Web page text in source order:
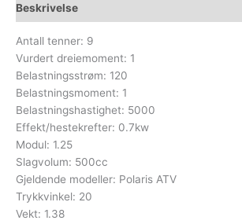
Beskrivelse
Antall tenner: 9
Vurdert dreiemoment: 1
Belastningsstrøm: 120
Belastningsmoment: 1
Belastningshastighet: 5000
Effekt/hestekrefter: 0.7kw
Modul: 1.25
Slagvolum: 500cc
Gjeldende modeller: Polaris ATV
Trykkvinkel: 20
Vekt: 1.38